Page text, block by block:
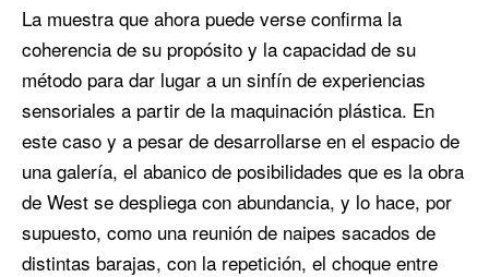
La muestra que ahora puede verse confirma la
coherencia de su propósito y la capacidad de su
método para dar lugar a un sinfín de experiencias
sensoriales a partir de la maquinación plástica. En
este caso y a pesar de desarrollarse en el espacio de
una galería, el abanico de posibilidades que es la obra
de West se despliega con abundancia, y lo hace, por
supuesto, como una reunión de naipes sacados de
distintas barajas, con la repetición, el choque entre